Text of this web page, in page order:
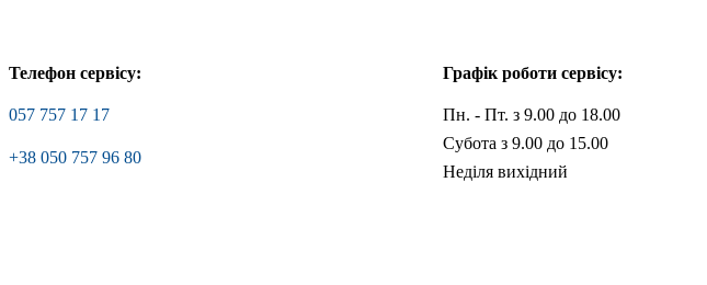
Телефон сервісу:
057 757 17 17
+38 050 757 96 80
Графік роботи сервісу:
Пн. - Пт. з 9.00 до 18.00
Субота з 9.00 до 15.00
Неділя вихідний